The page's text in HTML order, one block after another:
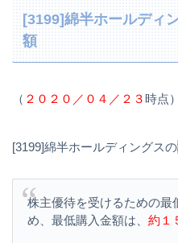
[3199]綿半ホールディ
額
（ ２０２０／０４／２３時点）
[3199]綿半ホールディングスの
株主優待を受けるための最
め、最低購入金額は、 約１